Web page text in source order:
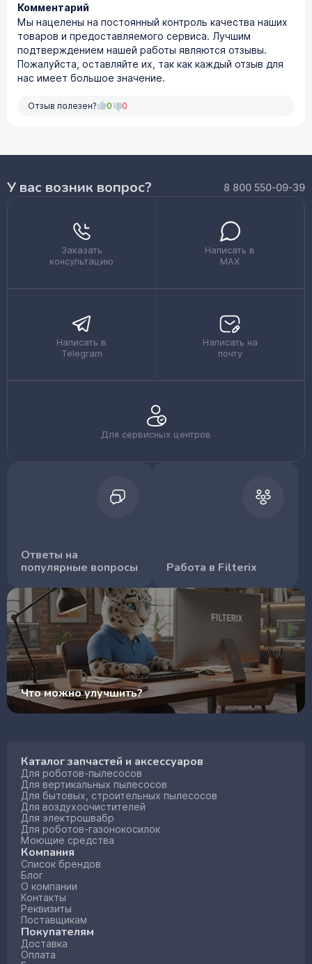
Комментарий
Мы нацелены на постоянный контроль качества наших
товаров и предоставляемого сервиса. Лучшим
подтверждением нашей работы являются отзывы.
Пожалуйста, оставляйте их, так как каждый отзыв для
нас имеет большое значение.
Отзыв полезен? 0 0
У вас возник вопрос? 8 800 550-09-39
Заказать
консультацию
Написать в
MAX
Написать в
Telegram
Написать на
почту
Для сервисных центров
Ответы на
популярные вопросы
Работа в Filterix
Что можно улучшить?
Каталог запчастей и аксессуаров
Для роботов-пылесосов
Для вертикальных пылесосов
Для бытовых, строительных пылесосов
Для воздухоочистителей
Для электрошвабр
Для роботов-газонокосилок
Моющие средства
Компания
Список брендов
Блог
О компании
Контакты
Реквизиты
Поставщикам
Покупателям
Доставка
Оплата